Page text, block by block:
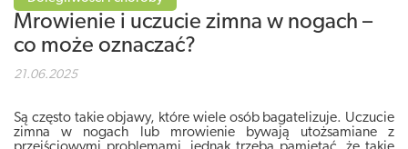
Mrowienie i uczucie zimna w nogach –
co może oznaczać?
21.06.2025
Są często takie objawy, które wiele osób bagatelizuje. Uczucie
zimna w nogach lub mrowienie bywają utożsamiane z